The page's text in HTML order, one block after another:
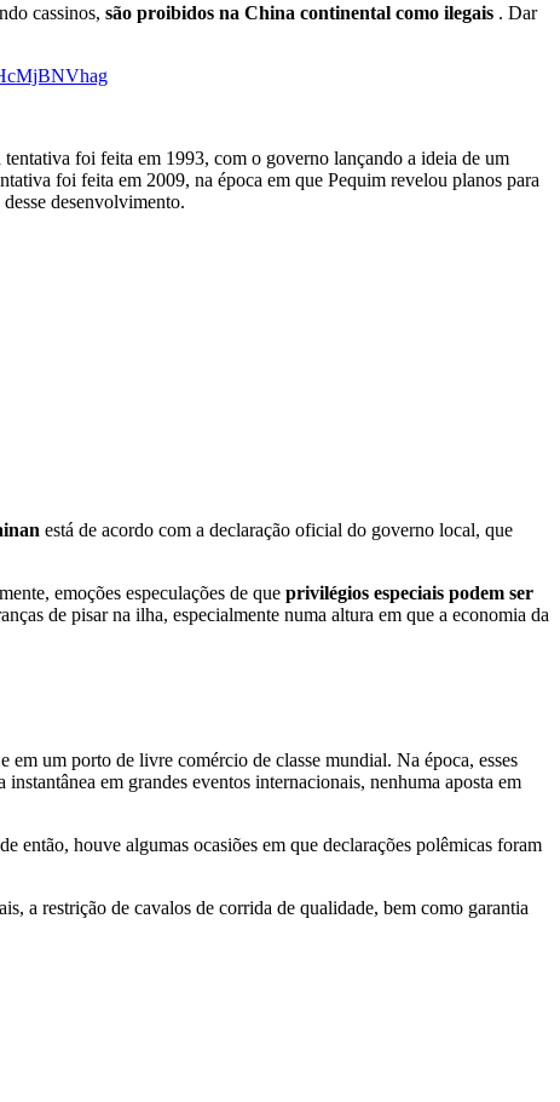
cassinos, são proibidos na China continental como ilegais . Dar
tentativa foi feita em 1993, com o governo lançando a ideia de um
foi feita em 2009, na época em que Pequim revelou planos para
desenvolvimento.
está de acordo com a declaração oficial do governo local, que
emoções especulações de que privilégios especiais podem ser
de pisar na ilha, especialmente numa altura em que a economia da
um porto de livre comércio de classe mundial. Na época, esses
instantânea em grandes eventos internacionais, nenhuma aposta em
então, houve algumas ocasiões em que declarações polêmicas foram
a restrição de cavalos de corrida de qualidade, bem como garantia